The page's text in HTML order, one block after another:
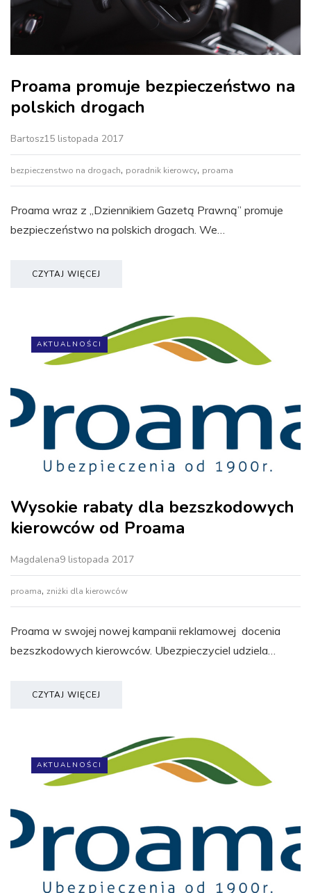
Proama promuje bezpieczeństwo na
polskich drogach
Bartosz15 listopada 2017
bezpieczenstwo na drogach, poradnik kierowcy, proama
Proama wraz z „Dziennikiem Gazetą Prawną” promuje
bezpieczeństwo na polskich drogach. We…
CZYTAJ WIĘCEJ
AKTUALNOŚCI
Wysokie rabaty dla bezszkodowych
kierowców od Proama
Magdalena9 listopada 2017
proama, zniżki dla kierowców
Proama w swojej nowej kampanii reklamowej docenia
bezszkodowych kierowców. Ubezpieczyciel udziela…
CZYTAJ WIĘCEJ
AKTUALNOŚCI